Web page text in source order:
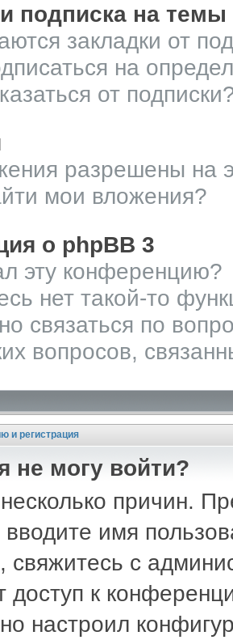
подписка на темы
закладки от
на
от
разрешены на
мои вложения?
о phpBB 3
эту конференцию?
нет такой-то
связаться по
вопросов,
и регистрация
не могу войти?
причин.
вводите имя
свяжитесь с
доступ к
настроил